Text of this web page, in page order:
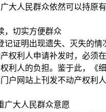
大人民群众依然可以持原
，切实方便群众
记证明出现遗失、灭失的
权利人申请补发时，必须
利人的负担。鉴于此，《
户网站上刊发不动产权利
广大人民群众意愿